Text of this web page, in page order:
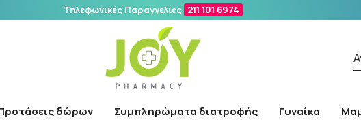
Τηλεφωνικές Παραγγελίες 211 101 6974
δώρων Συμπληρώματα διατροφής Γυναίκα
Αναζήτηση